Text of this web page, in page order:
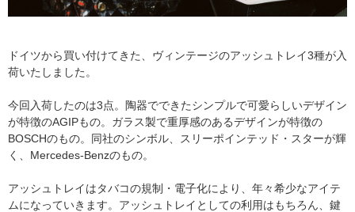
ドイツから買い付けてきた、ヴィンテージのアッシュトレイ3種が入
荷いたしました。
今回入荷したのは3点。陶器でできたシンプルで可愛らしいデザイン
が特徴のAGIPもの。ガラス製で重厚感のあるデザインが特徴の
BOSCHのもの。同社のシンボル、スリーポインテッド・スターが輝
く、Mercedes-Benzのもの。
アッシュトレイはタバコの規制・電子化により、年々希少なアイテ
ムになっていきます。アッシュトレイとしての利用はもちろん、鍵